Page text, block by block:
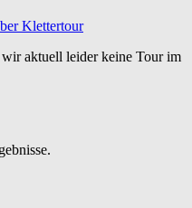
Klettertour
aktuell leider keine Tour im